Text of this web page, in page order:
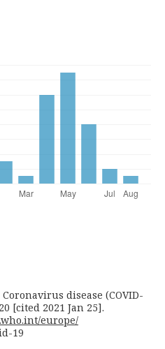
disease (COVID-
[cited 2021 Jan 25].
europe/
19